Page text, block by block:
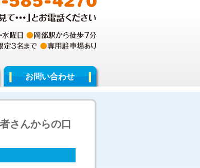
お問い合わせ
さんからの口